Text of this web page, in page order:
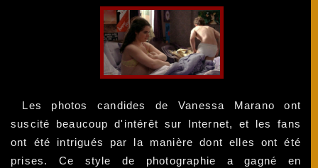
Les photos candides de Vanessa Marano ont
suscité beaucoup d'intérêt sur Internet, et les fans
ont été intrigués par la manière dont elles ont été
prises. Ce style de photographie a gagné en